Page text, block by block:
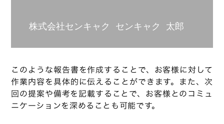
株式会社センキャク センキャク 太郎
このような報告書を作成することで、お客様に対して
作業内容を具体的に伝えることができます。また、次
回の提案や備考を記載することで、お客様とのコミュ
ニケーションを深めることも可能です。